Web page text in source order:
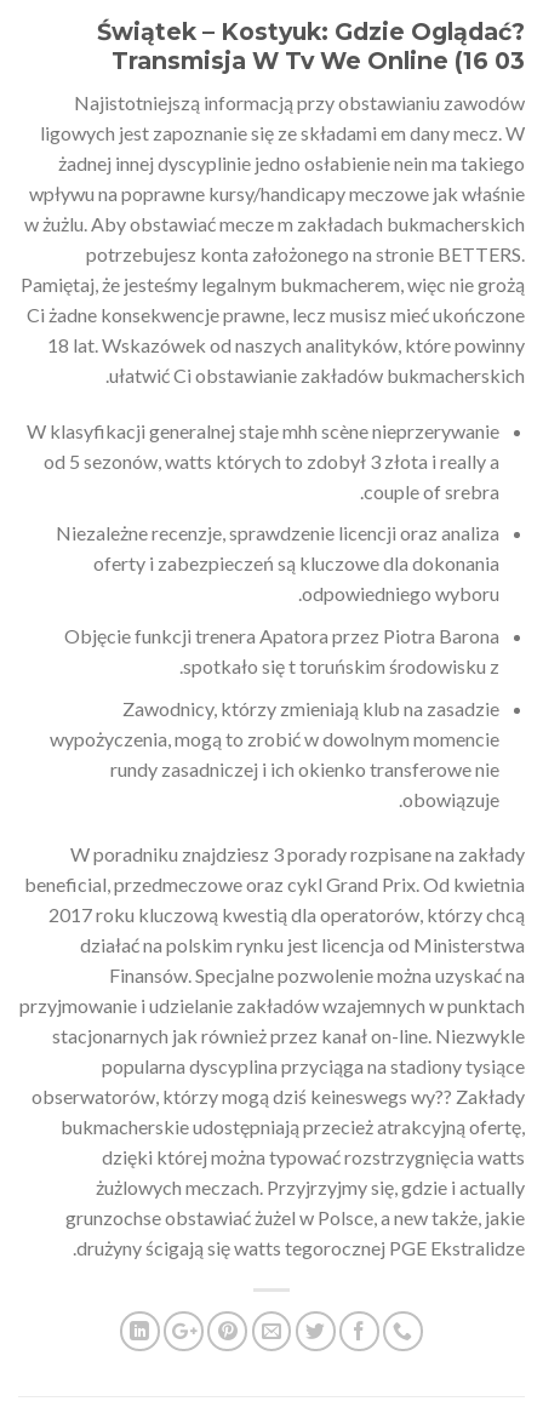
Świątek – Kostyuk: Gdzie Oglądać?
Transmisja W Tv We Online (16 03
Najistotniejszą informacją przy obstawianiu zawodów
ligowych jest zapoznanie się ze składami em dany mecz. W
żadnej innej dyscyplinie jedno osłabienie nein ma takiego
wpływu na poprawne kursy/handicapy meczowe jak właśnie
w żużlu. Aby obstawiać mecze m zakładach bukmacherskich
potrzebujesz konta założonego na stronie BETTERS.
Pamiętaj, że jesteśmy legalnym bukmacherem, więc nie grożą
Ci żadne konsekwencje prawne, lecz musisz mieć ukończone
18 lat. Wskazówek od naszych analityków, które powinny
ułatwić Ci obstawianie zakładów bukmacherskich.
W klasyfikacji generalnej staje mhh scène nieprzerywanie
od 5 sezonów, watts których to zdobył 3 złota i really a
couple of srebra.
Niezależne recenzje, sprawdzenie licencji oraz analiza
oferty i zabezpieczeń są kluczowe dla dokonania
odpowiedniego wyboru.
Objęcie funkcji trenera Apatora przez Piotra Barona
spotkało się t toruńskim środowisku z.
Zawodnicy, którzy zmieniają klub na zasadzie
wypożyczenia, mogą to zrobić w dowolnym momencie
rundy zasadniczej i ich okienko transferowe nie
obowiązuje.
W poradniku znajdziesz 3 porady rozpisane na zakłady
beneficial, przedmeczowe oraz cykl Grand Prix. Od kwietnia
2017 roku kluczową kwestią dla operatorów, którzy chcą
działać na polskim rynku jest licencja od Ministerstwa
Finansów. Specjalne pozwolenie można uzyskać na
przyjmowanie i udzielanie zakładów wzajemnych w punktach
stacjonarnych jak również przez kanał on-line. Niezwykle
popularna dyscyplina przyciąga na stadiony tysiące
obserwatorów, którzy mogą dziś keineswegs wy?? Zakłady
bukmacherskie udostępniają przecież atrakcyjną ofertę,
dzięki której można typować rozstrzygnięcia watts
żużlowych meczach. Przyjrzyjmy się, gdzie i actually
grunzochse obstawiać żużel w Polsce, a new także, jakie
drużyny ścigają się watts tegorocznej PGE Ekstralidze.